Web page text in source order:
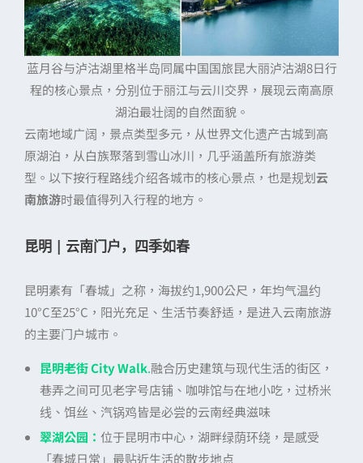
蓝月谷与泸沽湖里格半岛同属中国国旅昆大丽泸沽湖8日行
程的核心景点，分别位于丽江与云川交界，展现云南高原
湖泊最壮阔的自然面貌。
云南地域广阔，景点类型多元，从世界文化遗产古城到高
原湖泊，从白族聚落到雪山冰川，几乎涵盖所有旅游类
型。以下按行程路线介绍各城市的核心景点，也是规划云
南旅游时最值得列入行程的地方。
昆明 | 云南门户，四季如春
昆明素有「春城」之称，海拔约1,900公尺，年均气温约
10°C至25°C，阳光充足、生活节奏舒适，是进入云南旅游
的主要门户城市。
昆明老街 City Walk.融合历史建筑与现代生活的街区，
巷弄之间可见老字号店铺、咖啡馆与在地小吃，过桥米
线、饵丝、汽锅鸡皆是必尝的云南经典滋味
翠湖公园： 位于昆明市中心，湖畔绿荫环绕，是感受
「春城日常」最贴近生活的散步地点